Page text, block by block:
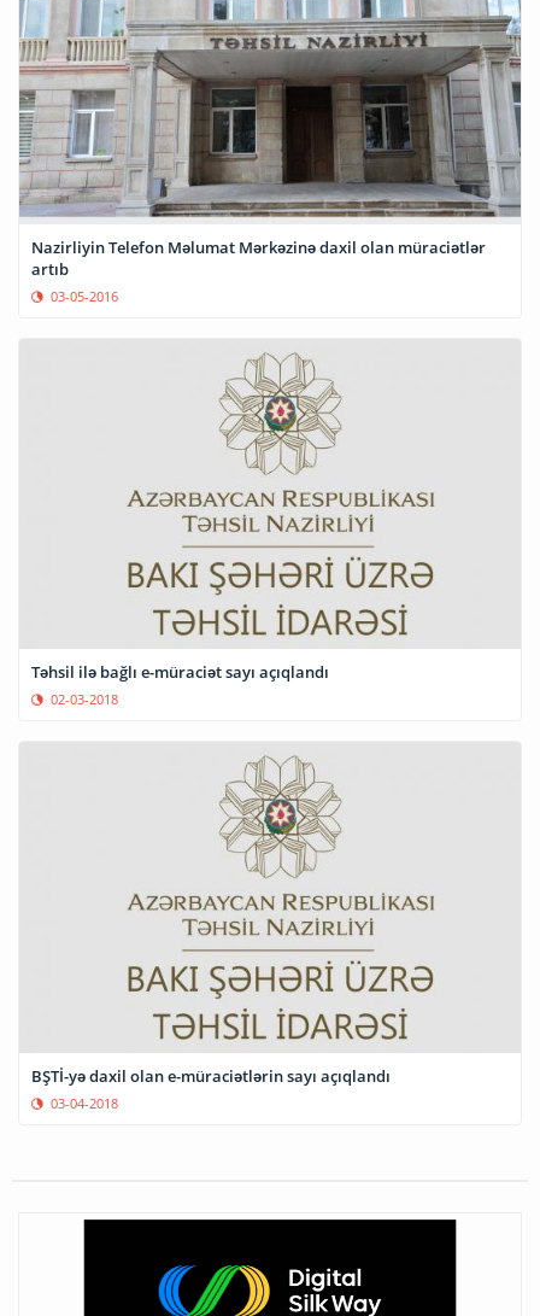
Nazirliyin Telefon Məlumat Mərkəzinə daxil olan müraciətlər
artıb
03-05-2016
Təhsil ilə bağlı e-müraciət sayı açıqlandı
02-03-2018
BŞTİ-yə daxil olan e-müraciətlərin sayı açıqlandı
03-04-2018